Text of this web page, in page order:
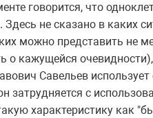
говорится, что
не сказано в каких
можно представить не
о кажущейся
Савельев
затрудняется с
характеристику как